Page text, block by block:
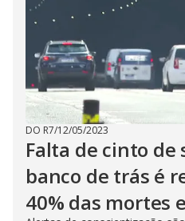
DO R7/12/05/2023
Falta de cinto de
banco de trás é
40% das mortes